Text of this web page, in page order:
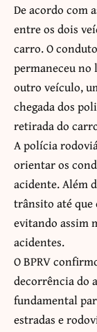
De acordo com
entre os dois
carro. O
permaneceu no
outro veículo,
chegada dos
retirada do
A polícia
orientar os
acidente. Além
trânsito até que
evitando assim
acidentes.
O BPRV
decorrência do
fundamental
estradas e